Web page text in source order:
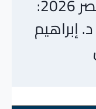
إبراهيم